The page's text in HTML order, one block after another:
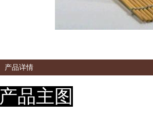
产品详情
产品主图